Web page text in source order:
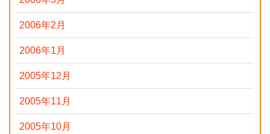
2006年2月
2006年1月
2005年12月
2005年11月
2005年10月